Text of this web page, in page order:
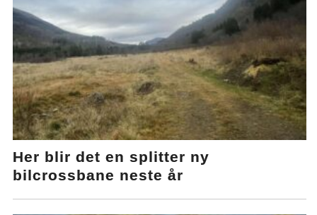
Her blir det en splitter ny
bilcrossbane neste år